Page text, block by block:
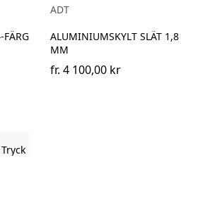
FÄRG
ADT
ALUMINIUMSKYLT SLÄT 1,8
MM
fr. 4 100,00 kr